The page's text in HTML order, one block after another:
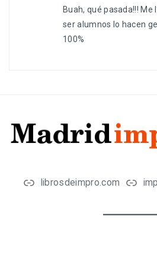
Buah, qué pasada!!!
ser alumnos lo hacen
100%
librosdeimpro.com